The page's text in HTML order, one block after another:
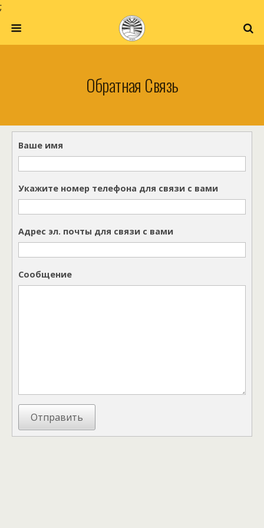
;
Обратная Связь
Ваше имя
Укажите номер телефона для связи с вами
Адрес эл. почты для связи с вами
Сообщение